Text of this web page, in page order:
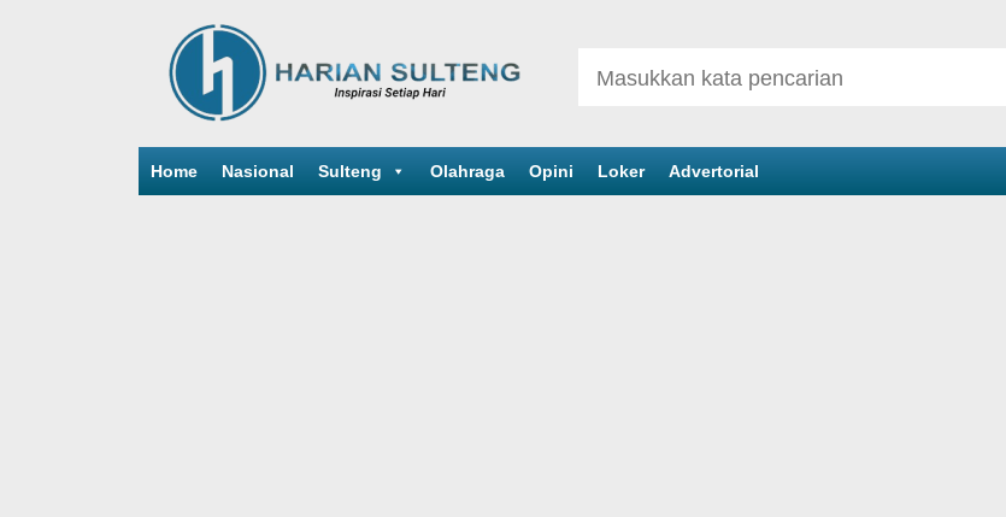
Home Nasional Sulteng Olahraga Opini Loker Advertorial